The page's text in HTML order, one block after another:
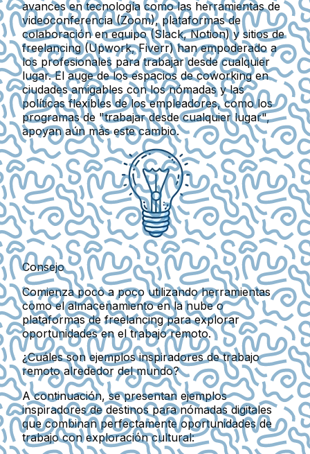
avances en tecnología como las herramientas de
videoconferencia (Zoom), plataformas de
colaboración en equipo (Slack, Notion) y sitios de
freelancing (Upwork, Fiverr) han empoderado a
los profesionales para trabajar desde cualquier
lugar. El auge de los espacios de coworking en
ciudades amigables con los nómadas y las
políticas flexibles de los empleadores, como los
programas de "trabajar desde cualquier lugar",
apoyan aún más este cambio.
Consejo
Comienza poco a poco utilizando herramientas
como el almacenamiento en la nube o
plataformas de freelancing para explorar
oportunidades en el trabajo remoto.
¿Cuáles son ejemplos inspiradores de trabajo
remoto alrededor del mundo?
A continuación, se presentan ejemplos
inspiradores de destinos para nómadas digitales
que combinan perfectamente oportunidades de
trabajo con exploración cultural: